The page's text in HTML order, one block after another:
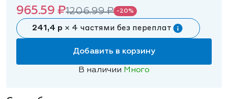
965.59 ₽1206.99 ₽ -20%
241,4 р × 4 частями без переплат
Добавить в корзину
В наличии Много